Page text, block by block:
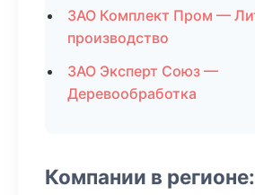
ЗАО Комплект Пром —
производство
ЗАО Эксперт Союз —
Деревообработка
Компании в регионе: